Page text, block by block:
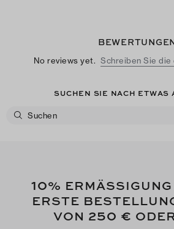
No reviews yet. Schreiben Sie
SUCHEN SIE NACH ETWAS
10%
ERSTE
VON 250 €